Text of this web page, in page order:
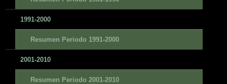
1991-2000
Resumen Periodo 1991-2000
2001-2010
Resumen Periodo 2001-2010